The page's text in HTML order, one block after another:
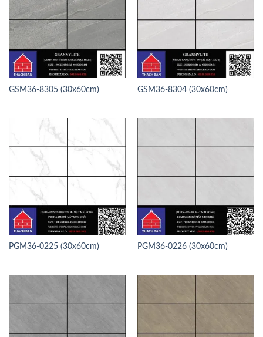
GSM36-8305 (30x60cm) GSM36-8304 (30x60cm)
PGM36-0225 (30x60cm) PGM36-0226 (30x60cm)